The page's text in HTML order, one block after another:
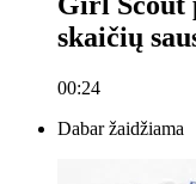
skaičių
00:24
Dabar žaidžiama